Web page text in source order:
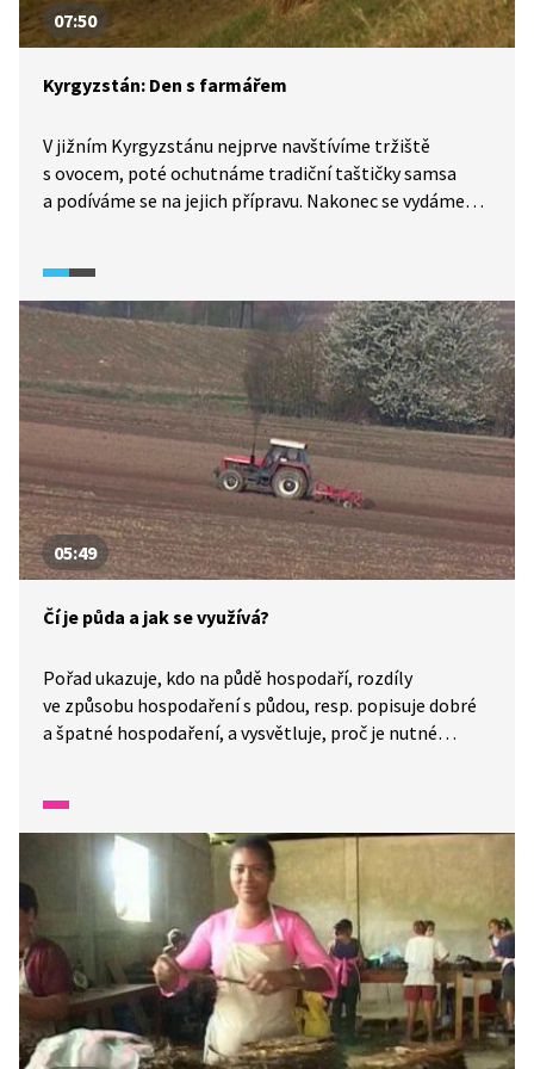
07:50
Kyrgyzstán: Den s farmářem
V jižním Kyrgyzstánu nejprve navštívíme tržiště
s ovocem, poté ochutnáme tradiční taštičky samsa
a podíváme se na jejich přípravu. Nakonec se vydáme
z nejúrodnějších oblastí ve střední Asii. Pěstuje se zde
hlavně bavlna, obilí či rýže.
05:49
Čí je půda a jak se využívá?
Pořad ukazuje, kdo na půdě hospodaří, rozdíly
ve způsobu hospodaření s půdou, resp. popisuje dobré
a špatné hospodaření, a vysvětluje, proč je nutné